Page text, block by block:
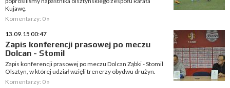
Kujawę.
Komentarzy: 0 »
13.09.15 00:47
Zapis konferencji prasowej po meczu
Dolcan - Stomil
Zapis konferencji prasowej po meczu Dolcan Ząbki - Stomil
Olsztyn, w której udział wzięli trenerzy obydwu drużyn.
Komentarzy: 0 »